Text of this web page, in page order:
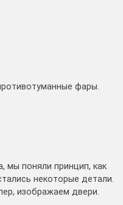
фары.
мы поняли принцип, как
некоторые детали.
изображаем двери.